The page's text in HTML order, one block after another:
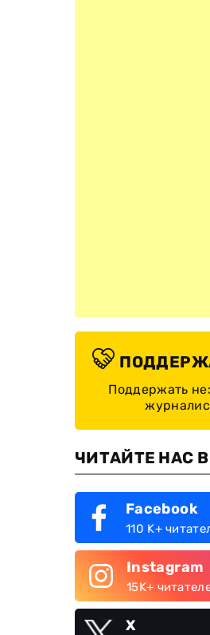
Поддержать
ЧИТАЙТЕ НАС
Facebook
110 K+
Instagram
15K+
X